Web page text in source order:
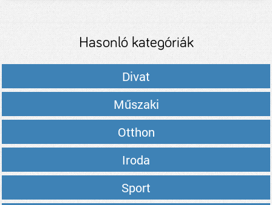
Hasonló kategóriák
Divat
Műszaki
Otthon
Iroda
Sport